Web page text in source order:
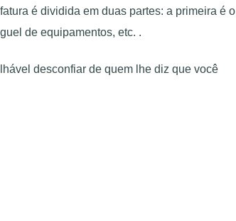
é dividida em duas partes: a primeira é o
de equipamentos, etc. .
desconfiar de quem lhe diz que você